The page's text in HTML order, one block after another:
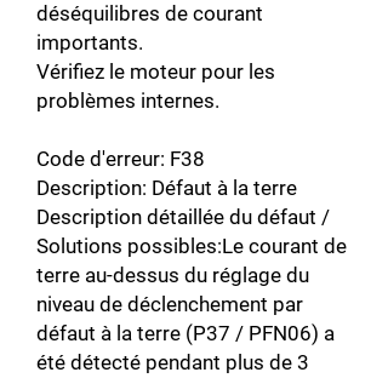
déséquilibres de courant
importants.
Vérifiez le moteur pour les
problèmes internes.
Code d'erreur: F38
Description: Défaut à la terre
Description détaillée du défaut /
Solutions possibles:Le courant de
terre au-dessus du réglage du
niveau de déclenchement par
défaut à la terre (P37 / PFN06) a
été détecté pendant plus de 3